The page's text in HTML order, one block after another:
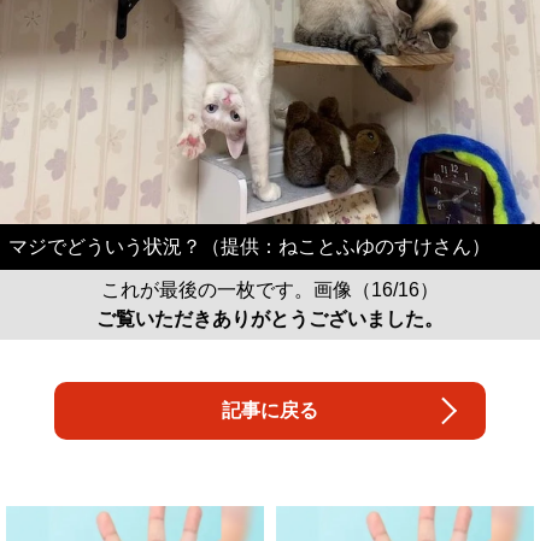
マジでどういう状況？（提供：ねことふゆのすけさん）
これが最後の一枚です。画像（16/16）
ご覧いただきありがとうございました。
記事に戻る